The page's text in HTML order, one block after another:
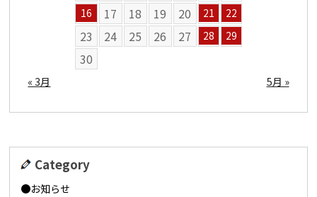
16
17 18 19 20 21 22
23 24 25 26 27 28 29
30
« 3月 5月 »
Category
お知らせ